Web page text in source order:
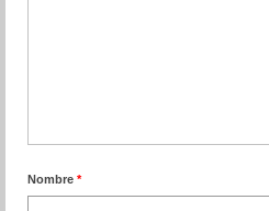
Nombre *